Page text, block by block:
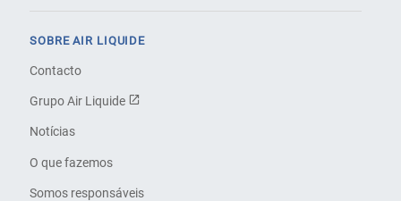
SOBRE AIR LIQUIDE
Contacto
Grupo Air Liquide
Notícias
O que fazemos
Somos responsáveis